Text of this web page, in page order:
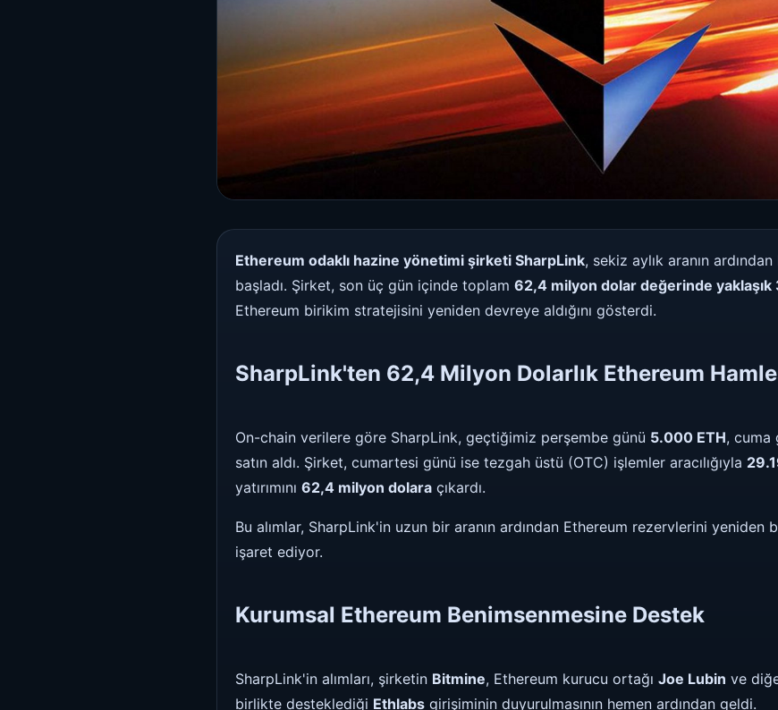
Ethereum odaklı hazine yönetimi şirketi SharpLink, sekiz aylık aranın
başladı. Şirket, son üç gün içinde toplam 62,4 milyon dolar değerinde yaklaşık
Ethereum birikim stratejisini yeniden devreye aldığını gösterdi.
SharpLink'ten 62,4 Milyon Dolarlık Ethereum
On-chain verilere göre SharpLink, geçtiğimiz perşembe günü 5.000 ETH, cuma
satın aldı. Şirket, cumartesi günü ise tezgah üstü (OTC) işlemler aracılığıyla
yatırımını 62,4 milyon dolara çıkardı.
Bu alımlar, SharpLink'in uzun bir aranın ardından Ethereum rezervlerini yeniden
işaret ediyor.
Kurumsal Ethereum Benimsenmesine Destek
SharpLink'in alımları, şirketin Bitmine, Ethereum kurucu ortağı Joe Lubin ve
birlikte desteklediği Ethlabs girişiminin duyurulmasının hemen ardından geldi.